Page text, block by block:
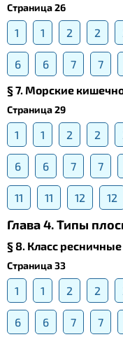
Страница 26
1 1 2 2
6 6 7 7
§ 7. Морские
Страница 29
1 1 2 2
6 6 7 7
11 11 12 12
Глава 4. Типы
§ 8. Класс
Страница 33
1 1 2 2
6 6 7 7